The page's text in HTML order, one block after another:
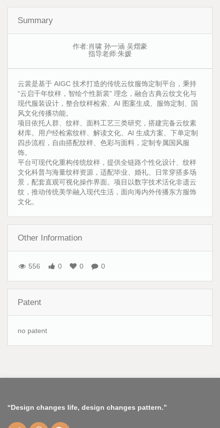
Summary
作者:肖啸 孙一涵 吴熠豪
指导老师:朱媛
云裳是基于 AIGC 技术打造的传统云纹服饰定制平台，秉持
“云启千年纹样，智绘个性新裳” 理念，融合古典云纹文化与
现代服装设计，整合纹样检索、AI 图案生成、服饰定制、国
风文化传播功能。
项目依托人群、纹样、面料工艺三类研究，搭建完备云纹素
材库。用户经检索纹样、解读文化、AI 生成方案、下单定制
四步流程，自由搭配纹样、色彩与面料，定制专属国风服
饰。
平台可现代化重构传统纹样，提供全链路个性化设计、纹样
文化科普与海量纹样资源，适配毕业、婚礼、日常穿搭多场
景，配套直观可视化操作界面。项目以数字技术活化非遗云
纹，推动传统美学融入现代生活，面向海内外传播东方服饰
文化。
Other Information
556 0 0 0
Patent
no patent
“Design changes life, design changes pattern.”